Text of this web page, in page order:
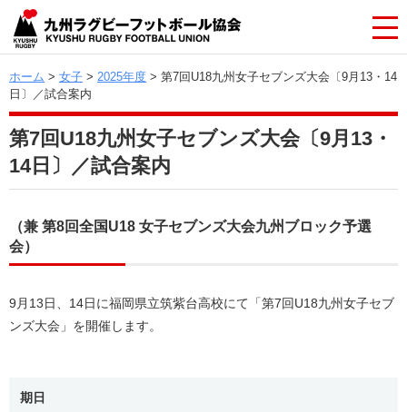
ホーム > 女子 > 2025年度 > 第7回U18九州女子セブンズ大会〔9月13・14
日〕／試合案内
第7回U18九州女子セブンズ大会〔9月13・
14日〕／試合案内
（兼 第8回全国U18 女子セブンズ大会九州ブロック予選
会）
9月13日、14日に福岡県立筑紫台高校にて「第7回U18九州女子セブ
ンズ大会」を開催します。
期日